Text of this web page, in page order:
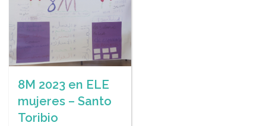
8M 2023 en ELE
mujeres – Santo
Toribio